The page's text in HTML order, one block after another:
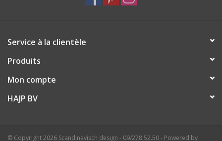
Service à la clientèle
Produits
Mon compte
HAJP BV
© Copyright 2026 Scandinavisch design - 09/278.52.50 - Powered by